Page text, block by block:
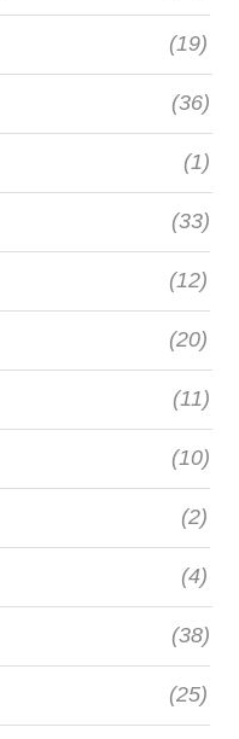
(19)
(36)
(1)
(33)
(12)
(20)
(11)
(10)
(2)
(4)
(38)
(25)